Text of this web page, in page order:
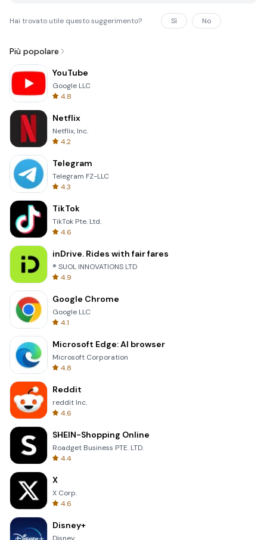
Hai trovato utile questo suggerimento? Sì No
Più popolare
YouTube
Google LLC
4.8
Netflix
Netflix, Inc.
4.2
Telegram
Telegram FZ-LLC
4.3
TikTok
TikTok Pte. Ltd.
4.6
inDrive. Rides with fair fares
® SUOL INNOVATIONS LTD
4.9
Google Chrome
Google LLC
4.1
Microsoft Edge: AI browser
Microsoft Corporation
4.8
Reddit
reddit Inc.
4.6
SHEIN-Shopping Online
Roadget Business PTE. LTD.
4.4
X
X Corp.
4.6
Disney+